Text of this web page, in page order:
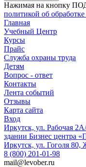
Нажимая на кнопку
политикой об
Главная
Учебный Центр
Курсы
Прайс
Служба охраны труда
Детям
Вопрос - ответ
Контакты
Лента событий
Отзывы
Карта сайта
Вход
Иркутск, ул. Рабочая
здании Бизнес центра
Иркутск, ул. Гоголя
8 (800) 201-01-98
mail@levober.ru